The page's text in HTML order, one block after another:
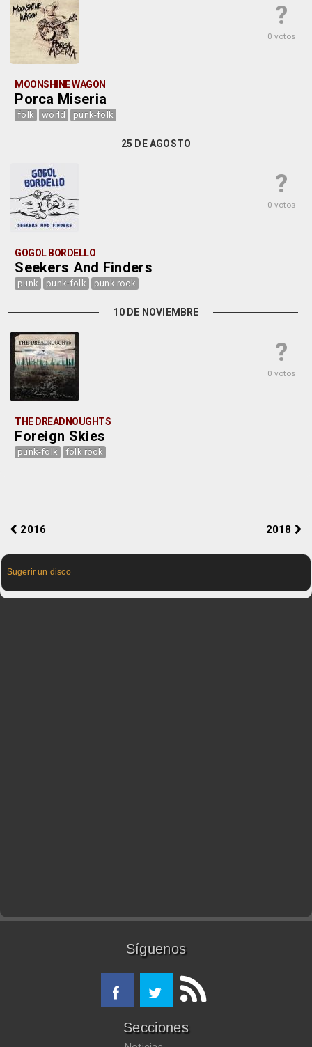
?
0 votos
MOONSHINE WAGON
Porca Miseria
folk world punk-folk
25 DE AGOSTO
?
0 votos
GOGOL BORDELLO
Seekers And Finders
punk punk-folk punk rock
10 DE NOVIEMBRE
?
0 votos
THE DREADNOUGHTS
Foreign Skies
punk-folk folk rock
2016 2018
Sugerir un disco
Síguenos
Secciones